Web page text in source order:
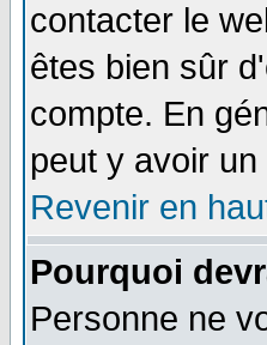
contacter le
êtes bien sûr
compte. En
peut y avoir
Revenir en
Pourquoi
Personne ne